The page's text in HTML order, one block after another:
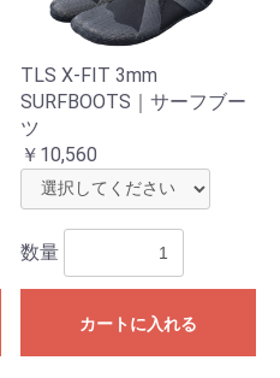
TLS X-FIT 3mm
SURFBOOTS｜サーフブー
ツ
￥10,560
数量
カートに入れる